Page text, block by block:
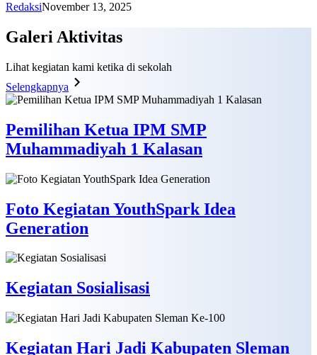
RedaksiNovember 13, 2025
Galeri Aktivitas
Lihat kegiatan kami ketika di sekolah
Selengkapnya
Pemilihan Ketua IPM SMP
Muhammadiyah 1 Kalasan
Foto Kegiatan YouthSpark Idea
Generation
Kegiatan Sosialisasi
Kegiatan Hari Jadi Kabupaten Sleman